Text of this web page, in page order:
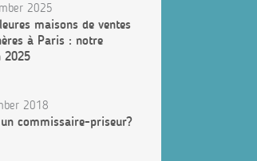
2025
maisons de ventes
à Paris : notre
2025
2018
commissaire-priseur?